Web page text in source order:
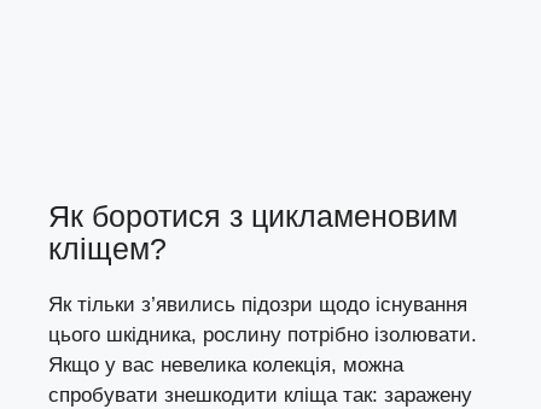
Як боротися з цикламеновим
кліщем?
Як тільки з’явились підозри щодо існування
цього шкідника, рослину потрібно ізолювати.
Якщо у вас невелика колекція, можна
спробувати знешкодити кліща так: заражену